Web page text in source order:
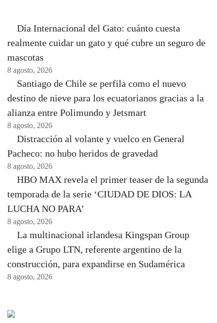
Día Internacional del Gato: cuánto cuesta
realmente cuidar un gato y qué cubre un seguro de
mascotas
8 agosto, 2026
Santiago de Chile se perfila como el nuevo
destino de nieve para los ecuatorianos gracias a la
alianza entre Polimundo y Jetsmart
8 agosto, 2026
Distracción al volante y vuelco en General
Pacheco: no hubo heridos de gravedad
8 agosto, 2026
HBO MAX revela el primer teaser de la segunda
temporada de la serie ‘CIUDAD DE DIOS: LA
LUCHA NO PARA’
8 agosto, 2026
La multinacional irlandesa Kingspan Group
elige a Grupo LTN, referente argentino de la
construcción, para expandirse en Sudamérica
8 agosto, 2026